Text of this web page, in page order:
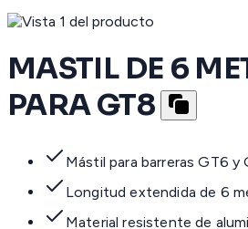
MASTIL DE 6
PARA GT8
Mástil para barreras GT6 y
Longitud extendida de 6
Material resistente de